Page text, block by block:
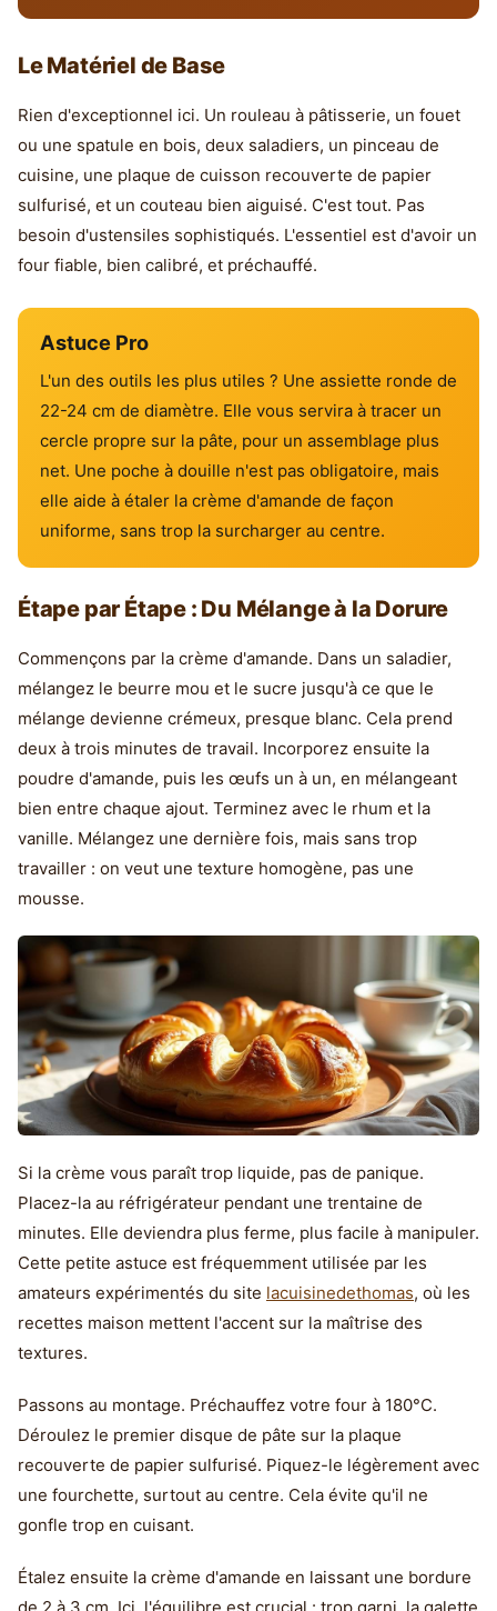
Le Matériel de Base
Rien d'exceptionnel ici. Un rouleau à pâtisserie, un fouet
ou une spatule en bois, deux saladiers, un pinceau de
cuisine, une plaque de cuisson recouverte de papier
sulfurisé, et un couteau bien aiguisé. C'est tout. Pas
besoin d'ustensiles sophistiqués. L'essentiel est d'avoir un
four fiable, bien calibré, et préchauffé.
Astuce Pro
L'un des outils les plus utiles ? Une assiette ronde de
22-24 cm de diamètre. Elle vous servira à tracer un
cercle propre sur la pâte, pour un assemblage plus
net. Une poche à douille n'est pas obligatoire, mais
elle aide à étaler la crème d'amande de façon
uniforme, sans trop la surcharger au centre.
Étape par Étape : Du Mélange à la Dorure
Commençons par la crème d'amande. Dans un saladier,
mélangez le beurre mou et le sucre jusqu'à ce que le
mélange devienne crémeux, presque blanc. Cela prend
deux à trois minutes de travail. Incorporez ensuite la
poudre d'amande, puis les œufs un à un, en mélangeant
bien entre chaque ajout. Terminez avec le rhum et la
vanille. Mélangez une dernière fois, mais sans trop
travailler : on veut une texture homogène, pas une
mousse.
Si la crème vous paraît trop liquide, pas de panique.
Placez-la au réfrigérateur pendant une trentaine de
minutes. Elle deviendra plus ferme, plus facile à manipuler.
Cette petite astuce est fréquemment utilisée par les
amateurs expérimentés du site lacuisinedethomas, où les
recettes maison mettent l'accent sur la maîtrise des
textures.
Passons au montage. Préchauffez votre four à 180°C.
Déroulez le premier disque de pâte sur la plaque
recouverte de papier sulfurisé. Piquez-le légèrement avec
une fourchette, surtout au centre. Cela évite qu'il ne
gonfle trop en cuisant.
Étalez ensuite la crème d'amande en laissant une bordure